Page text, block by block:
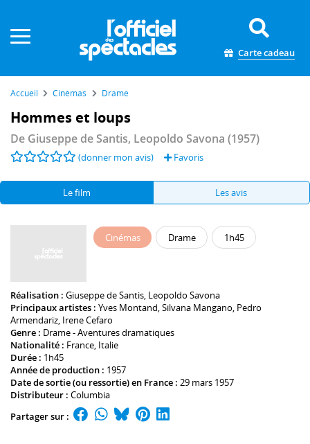
Carte cadeau
Accueil Cinémas Drame
Hommes et loups
De Giuseppe de Santis, Leopoldo Savona (1957)
(donner mon avis) Favoris
Le film Les avis
Cinémas Drame 1h45
Réalisation : Giuseppe de Santis, Leopoldo Savona
Principaux artistes : Yves Montand,Silvana Mangano, Pedro
Armendariz, Irene Cefaro
Genre : Drame - Aventures dramatiques
Nationalité : France, Italie
Durée : 1h45
Année de production : 1957
Date de sortie (ou ressortie) en France : 29 mars 1957
Distributeur : Columbia
Partager sur :